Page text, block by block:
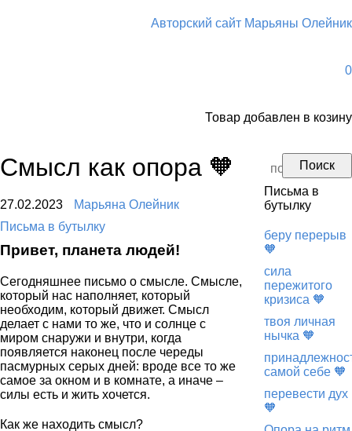
Авторский сайт Марьяны Олейник
0
Товар добавлен в козину
Смысл как опора 🧡
27.02.2023
Марьяна Олейник
Письма в бутылку
Привет, планета людей!
Сегодняшнее письмо о смысле. Смысле,
который нас наполняет, который
необходим, который движет. Смысл
делает с нами то же, что и солнце с
миром снаружи и внутри, когда
появляется наконец после череды
пасмурных серых дней: вроде все то же
самое за окном и в комнате, а иначе –
силы есть и жить хочется.
Как же находить смысл?
Письма в
бутылку
беру перерыв
🧡
сила
пережитого
кризиса 🧡
твоя личная
нычка 🧡
самой себе 🧡
перевести дух
🧡